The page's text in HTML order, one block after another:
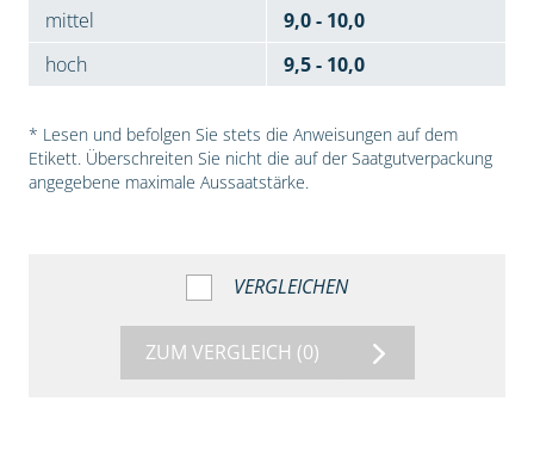
mittel
9,0 - 10,0
hoch
9,5 - 10,0
* Lesen und befolgen Sie stets die Anweisungen auf dem
Etikett. Überschreiten Sie nicht die auf der Saatgutverpackung
angegebene maximale Aussaatstärke.
VERGLEICHEN
ZUM VERGLEICH (0)